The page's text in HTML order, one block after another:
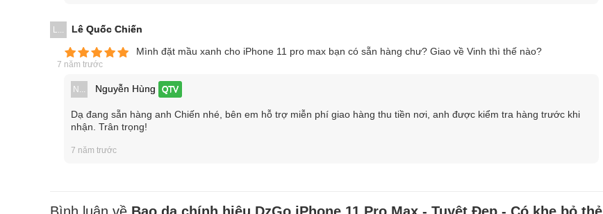
L...
Lê Quốc Chiến
Mình đặt mầu xanh cho iPhone 11 pro max bạn có sẵn hàng chư? Giao về Vinh thì thế nào?
7 năm trước
N... Nguyễn Hùng QTV
Dạ đang sẵn hàng anh Chiến nhé, bên em hỗ trợ miễn phí giao hàng thu tiền nơi, anh được kiểm tra hàng trước khi
nhận. Trân trọng!
7 năm trước